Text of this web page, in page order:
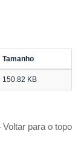
Tamanho
150.82 KB
Voltar para o topo